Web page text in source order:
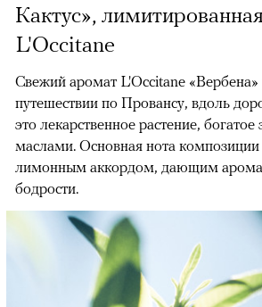
Кактус»,
L'Occitane
Свежий аромат L'Occitane
путешествии по Провансу, вдоль
это лекарственное растение,
маслами. Основная нота
лимонным аккордом, дающим
бодрости.